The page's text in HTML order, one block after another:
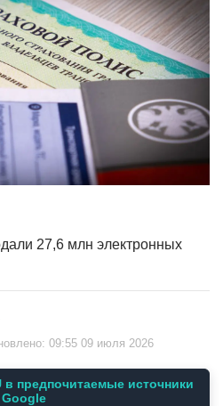
27,6 млн электронных
09:55 09 июля 2026
в предпочитаемые источники
Google